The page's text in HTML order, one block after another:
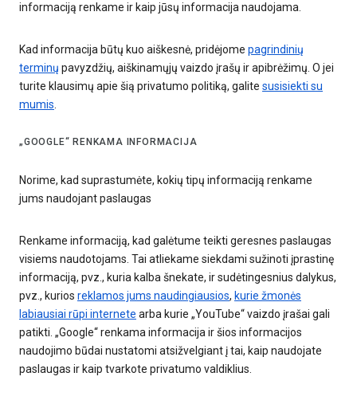
informaciją renkame ir kaip jūsų informacija naudojama.
Kad informacija būtų kuo aiškesnė, pridėjome pagrindinių
terminų pavyzdžių, aiškinamųjų vaizdo įrašų ir apibrėžimų. O jei
turite klausimų apie šią privatumo politiką, galite susisiekti su
mumis.
„GOOGLE“ RENKAMA INFORMACIJA
Norime, kad suprastumėte, kokių tipų informaciją renkame
jums naudojant paslaugas
Renkame informaciją, kad galėtume teikti geresnes paslaugas
visiems naudotojams. Tai atliekame siekdami sužinoti įprastinę
informaciją, pvz., kuria kalba šnekate, ir sudėtingesnius dalykus,
pvz., kurios reklamos jums naudingiausios, kurie žmonės
labiausiai rūpi internete arba kurie „YouTube“ vaizdo įrašai gali
patikti. „Google“ renkama informacija ir šios informacijos
naudojimo būdai nustatomi atsižvelgiant į tai, kaip naudojate
paslaugas ir kaip tvarkote privatumo valdiklius.